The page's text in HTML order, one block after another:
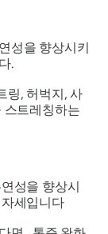
성을 향상시키
.
링, 허벅지, 사
스트레칭하는
성을 향상시
세입니다